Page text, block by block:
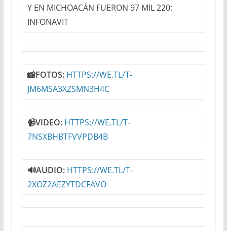
Y EN MICHOACÁN FUERON 97 MIL 220:
INFONAVIT
📸FOTOS: HTTPS://WE.TL/T-
JM6MSA3XZSMN3H4C
📹VIDEO: HTTPS://WE.TL/T-
7NSXBHBTFVVPDB4B
🔊AUDIO: HTTPS://WE.TL/T-
2XOZ2AEZYTDCFAVO